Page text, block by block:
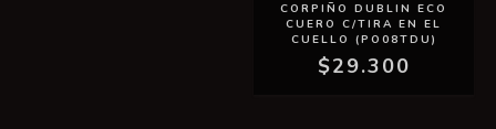
CORPIÑO DUBLIN ECO
CUERO C/TIRA EN EL
CUELLO (PO08TDU)
$29.300